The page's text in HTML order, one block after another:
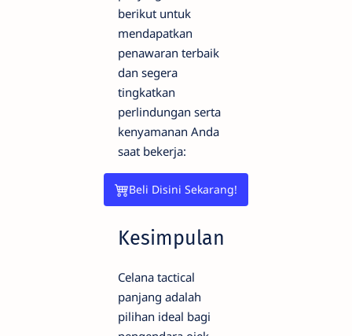
berikut untuk
mendapatkan
penawaran terbaik
dan segera
tingkatkan
perlindungan serta
kenyamanan Anda
saat bekerja:
Beli Disini Sekarang!
Kesimpulan
Celana tactical
panjang adalah
pilihan ideal bagi